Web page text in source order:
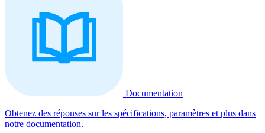
Documentation
Obtenez des réponses sur les spécifications, paramètres et plus dans
notre documentation.